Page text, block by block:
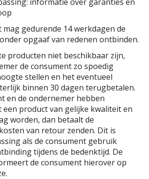
mag gedurende 14 werkdagen de
opgaaf van redenen ontbinden.
producten niet beschikbaar zijn,
de consument zo spoedig
stellen en het eventueel
binnen 30 dagen terugbetalen.
en de ondernemer hebben
product van gelijke kwaliteit en
worden, dan betaalt de
van retour zenden. Dit is
als de consument gebruik
tijdens de bedenktijd. De
de consument hierover op